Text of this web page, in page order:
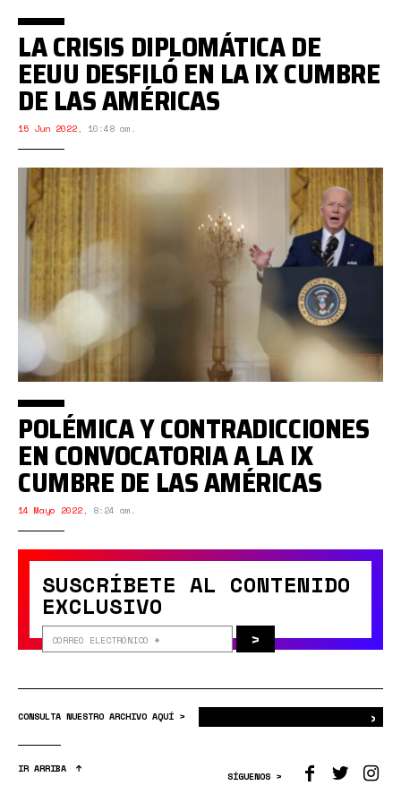
LA CRISIS DIPLOMÁTICA DE
EEUU DESFILÓ EN LA IX CUMBRE
DE LAS AMÉRICAS
15 Jun 2022, 10:48 am.
SUSCRÍBETE AL CONTENIDO
EXCLUSIVO
>
POLÉMICA Y CONTRADICCIONES
EN CONVOCATORIA A LA IX
CUMBRE DE LAS AMÉRICAS
14 Mayo 2022, 8:24 am.
CONSULTA NUESTRO ARCHIVO AQUÍ > ›
IR ARRIBA
SÍGUENOS >